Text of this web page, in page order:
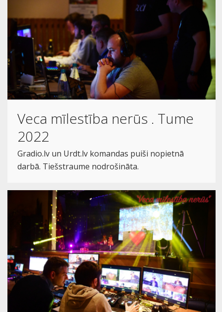
Veca mīlestība nerūs . Tume
2022
Gradio.lv un Urdt.lv komandas puiši nopietnā
darbā. Tiešstraume nodrošināta.